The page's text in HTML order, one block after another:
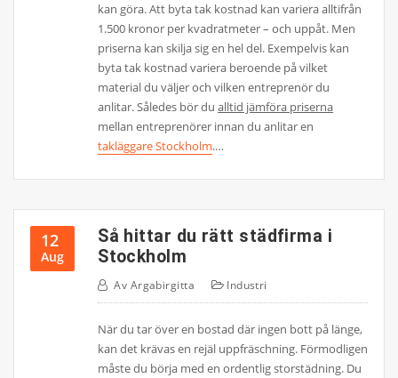
kan göra. Att byta tak kostnad kan variera alltifrån
1.500 kronor per kvadratmeter – och uppåt. Men
priserna kan skilja sig en hel del. Exempelvis kan
byta tak kostnad variera beroende på vilket
material du väljer och vilken entreprenör du
anlitar. Således bör dualltid jämföra priserna
mellan entreprenörer innan du anlitar en
takläggare Stockholm.…
12
Aug
Så hittar du rätt städfirma i
Stockholm
Av Argabirgitta Industri
När du tar över en bostad där ingen bott på länge,
kan det krävas en rejäl uppfräschning. Förmodligen
måste du börja med en ordentlig storstädning. Du